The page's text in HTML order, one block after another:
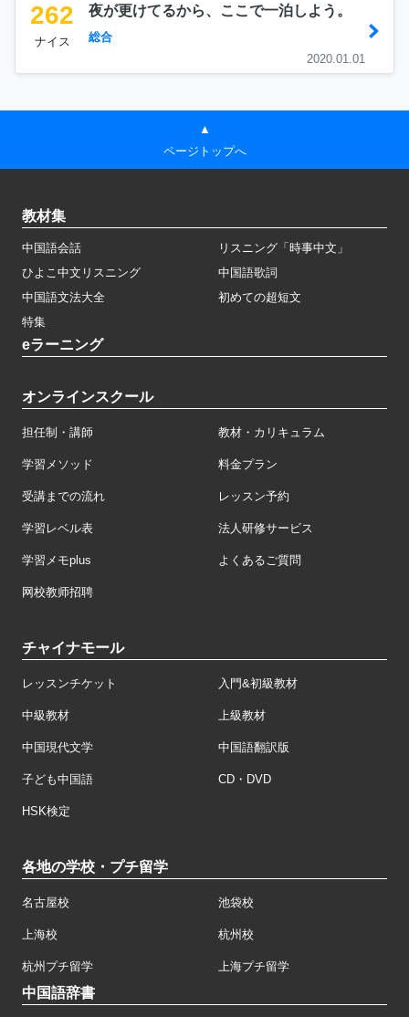
262
ナイス
夜が更けてるから、ここで一泊しよう。
総合
2020.01.01
▲
ページトップへ
教材集
中国語会話
リスニング「時事中文」
ひよこ中文リスニング
中国語歌詞
中国語文法大全
初めての超短文
特集
eラーニング
オンラインスクール
担任制・講師 教材・カリキュラム
学習メソッド 料金プラン
受講までの流れ レッスン予約
学習レベル表 法人研修サービス
学習メモplus よくあるご質問
网校教师招聘
チャイナモール
レッスンチケット 入門&初級教材
中級教材 上級教材
中国現代文学 中国語翻訳版
子ども中国語 CD・DVD
HSK検定
各地の学校・プチ留学
名古屋校 池袋校
上海校 杭州校
杭州プチ留学 上海プチ留学
中国語辞書